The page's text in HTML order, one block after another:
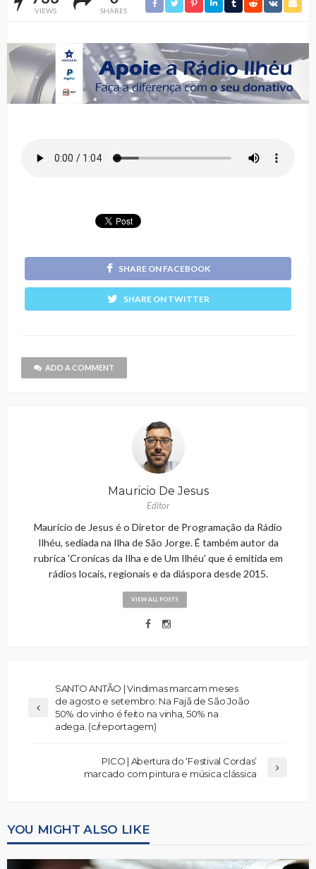
VIEWS SHARES
SHARE ON FACEBOOK
SHARE ON TWITTER
ADD A COMMENT
Mauricio De Jesus
Editor
Maurício de Jesus é o Diretor de Programação da Rádio
Ilhéu, sediada na Ilha de São Jorge. É também autor da
rubrica 'Cronicas da Ilha e de Um Ilhéu' que é emitida em
rádios locais, regionais e da diáspora desde 2015.
VIEW ALL POSTS
SANTO ANTÃO | Vindimas marcam meses
de agosto e setembro: Na Fajã de São João
50% do vinho é feito na vinha, 50% na
adega. (c/reportagem)
PICO | Abertura do ‘Festival Cordas’
marcado com pintura e música clássica
YOU MIGHT ALSO LIKE